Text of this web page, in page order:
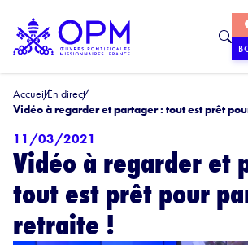
AccueilEn direct
Vidéo à regarder et partager : tout est prêt
11/03/2021
Vidéo à regarder et
tout est prêt pour
retraite !